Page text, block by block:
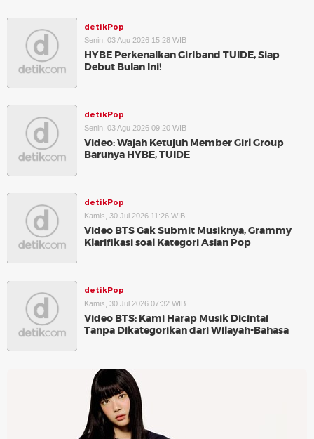
detikPop
Senin, 03 Agu 2026 15:28 WIB
HYBE Perkenalkan Girlband TUIDE, Siap
Debut Bulan Ini!
detikPop
Senin, 03 Agu 2026 09:20 WIB
Video: Wajah Ketujuh Member Girl Group
Barunya HYBE, TUIDE
detikPop
Kamis, 30 Jul 2026 11:26 WIB
Video BTS Gak Submit Musiknya, Grammy
Klarifikasi soal Kategori Asian Pop
detikPop
Kamis, 30 Jul 2026 07:32 WIB
Video BTS: Kami Harap Musik Dicintai
Tanpa Dikategorikan dari Wilayah-Bahasa